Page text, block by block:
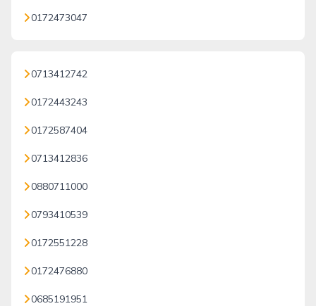
0172473047
0713412742
0172443243
0172587404
0713412836
0880711000
0793410539
0172551228
0172476880
0685191951